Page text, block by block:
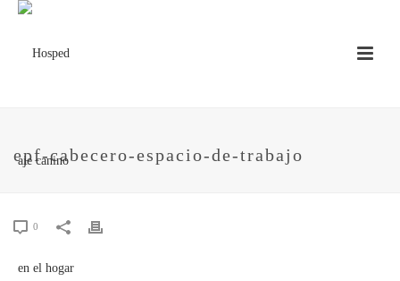
epf-cabecero-espacio-de-trabajo
0